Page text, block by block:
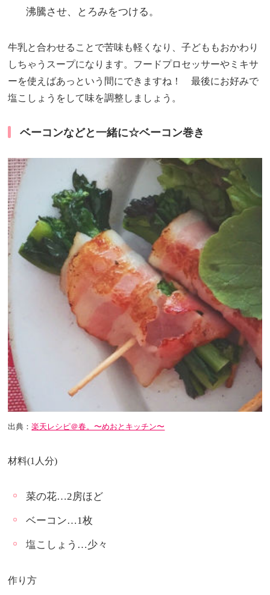
沸騰させ、とろみをつける。
牛乳と合わせることで苦味も軽くなり、子どももおかわり
しちゃうスープになります。フードプロセッサーやミキサ
ーを使えばあっという間にできますね！ 最後にお好みで
塩こしょうをして味を調整しましょう。
ベーコンなどと一緒に☆ベーコン巻き
出典：楽天レシピ＠春。〜めおとキッチン〜
材料(1人分)
菜の花…2房ほど
ベーコン…1枚
塩こしょう…少々
作り方